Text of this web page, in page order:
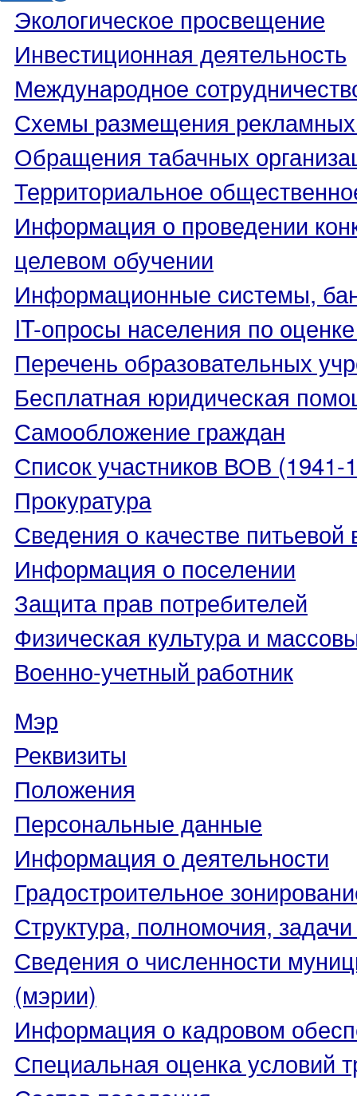
Экологическое просвещение
Инвестиционная деятельность
Международное
Схемы размещения рекламных
Обращения табачных
Территориальное
Информация о проведении
целевом обучении
Информационные системы,
IT-опросы населения по
Перечень образовательных
Бесплатная юридическая
Самообложение граждан
Список участников ВОВ (1941-
Прокуратура
Сведения о качестве питьевой
Информация о поселении
Защита прав потребителей
Физическая культура и
Военно-учетный работник
Мэр
Реквизиты
Положения
Персональные данные
Информация о деятельности
Градостроительное
Структура, полномочия,
Сведения о численности
(мэрии)
Информация о кадровом
Специальная оценка условий